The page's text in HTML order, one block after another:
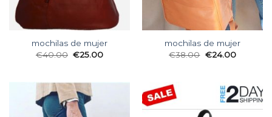
mochilas de mujer
€40.00 €25.00
mochilas de mujer
€38.00 €24.00